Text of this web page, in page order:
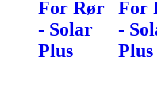
For Rør
- Solar
Plus
For
-
Plus